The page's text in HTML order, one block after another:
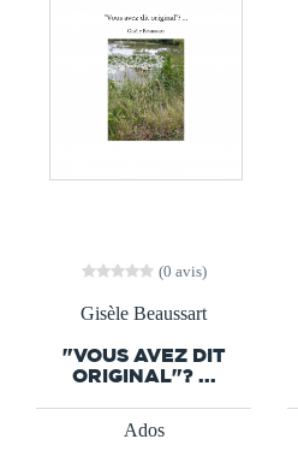
(0 avis)
Gisèle Beaussart
"VOUS AVEZ DIT
ORIGINAL"? ...
Ados